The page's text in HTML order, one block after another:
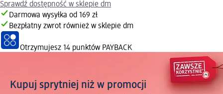
Sprawdź dostępność w sklepie dm
Darmowa wysyłka od 169 zł
Bezpłatny zwrot również w sklepie dm
Otrzymujesz 14 punktów PAYBACK
Kupuj sprytniej niż w promocji